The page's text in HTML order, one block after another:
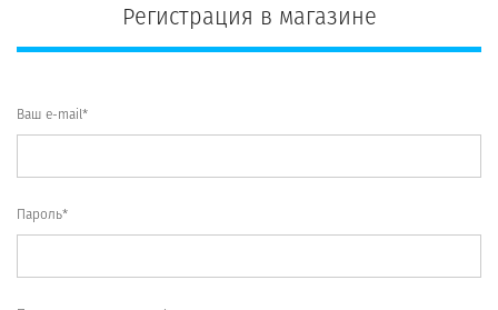
Регистрация в магазине
Ваш e-mail*
Пароль*